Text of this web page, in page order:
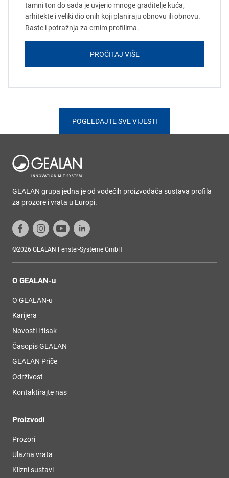
tamni ton do sada je uvjerio mnoge graditelje kuća,
arhitekte i veliki dio onih koji planiraju obnovu ili obnovu.
Raste i potražnja za crnim profilima.
PROČITAJ VIŠE
POGLEDAJTE SVE VIJESTI
GEALAN grupa jedna je od vodećih proizvođača sustava profila
za prozore i vrata u Europi.
©2026 GEALAN Fenster-Systeme GmbH
O GEALAN-u
O GEALAN-u
Karijera
Novosti i tisak
Časopis GEALAN
GEALAN Priče
Održivost
Kontaktirajte nas
Proizvodi
Prozori
Ulazna vrata
Klizni sustavi